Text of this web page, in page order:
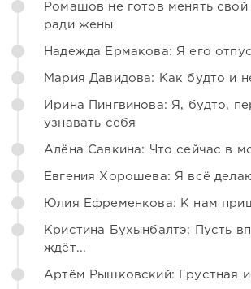
Ромашов не готов менять
ради жены
Надежда Ермакова: Я его
Мария Давидова: Как будто и
Ирина Пингвинова: Я, будто,
узнавать себя
Алёна Савкина: Что сейчас в
Евгения Хорошева: Я всё
Юлия Ефременкова: К нам
Кристина Бухынбалтэ: Пусть
ждёт...
Артём Рышковский: Грустная